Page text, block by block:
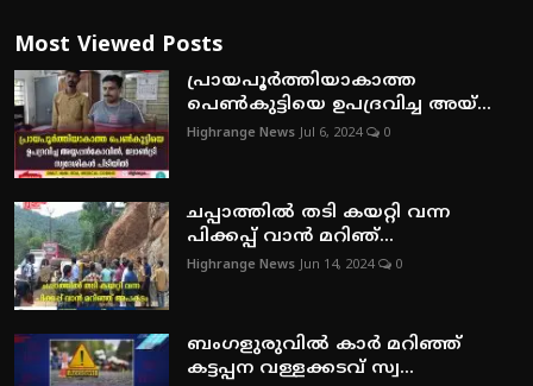
Most Viewed Posts
പ്രായപൂര്‍ത്തിയാകാത്ത
പെണ്‍കുട്ടിയെ ഉപദ്രവിച്ച അയ്...
Highrange News Jul 6, 2024 0
ചപ്പാത്തില്‍ തടി കയറ്റി വന്ന
പിക്കപ്പ് വാന്‍ മറിഞ്...
Highrange News Jun 14, 2024 0
ബംഗളുരുവില്‍ കാര്‍ മറിഞ്ഞ്
കട്ടപ്പന വള്ളക്കടവ് സ്വ...